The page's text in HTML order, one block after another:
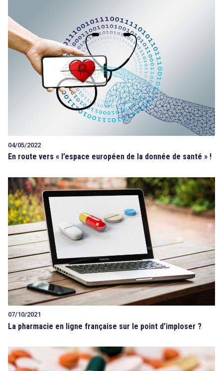
04/05/2022
En route vers « l’espace européen de la donnée de santé » !
07/10/2021
La pharmacie en ligne française sur le point d’imploser ?